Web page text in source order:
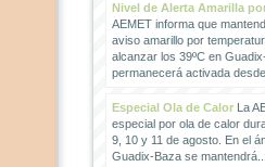
Nivel de Alerta Amarilla
AEMET informa que
aviso amarillo por
alcanzar los 39ºC en
permanecerá activada
Especial Ola de CalorLa
especial por ola de calor
9, 10 y 11 de agosto. En el
Guadix-Baza se mantendrá...